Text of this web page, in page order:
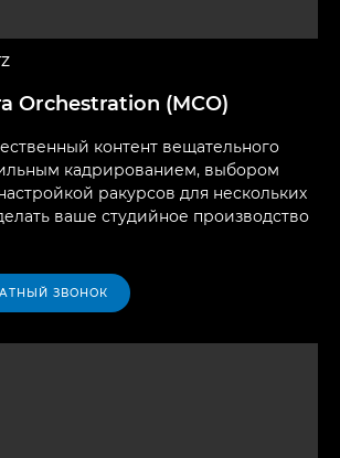
Orchestration (MCO)
контент вещательного
кадрированием, выбором
ракурсов для нескольких
ваше студийное производство
ЗВОНОК